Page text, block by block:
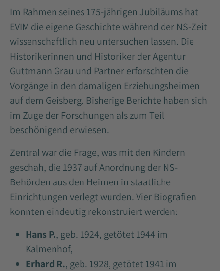
Im Rahmen seines 175-jährigen Jubiläums hat
EVIM die eigene Geschichte während der NS-Zeit
wissenschaftlich neu untersuchen lassen. Die
Historikerinnen und Historiker der Agentur
Guttmann Grau und Partner erforschten die
Vorgänge in den damaligen Erziehungsheimen
auf dem Geisberg. Bisherige Berichte haben sich
im Zuge der Forschungen als zum Teil
beschönigend erwiesen.
Zentral war die Frage, was mit den Kindern
geschah, die 1937 auf Anordnung der NS-
Behörden aus den Heimen in staatliche
Einrichtungen verlegt wurden. Vier Biografien
konnten eindeutig rekonstruiert werden:
Hans P., geb. 1924, getötet 1944 im
Kalmenhof,
Erhard R., geb. 1928, getötet 1941 im